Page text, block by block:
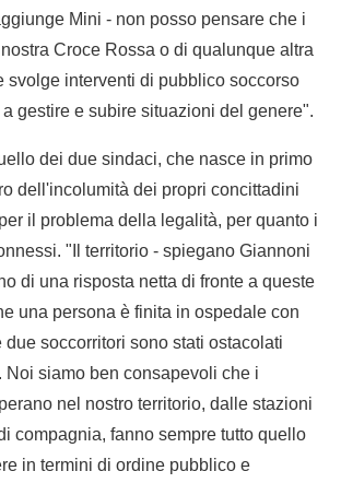
Mini - non posso pensare che i
Croce Rossa o di qualunque altra
svolge interventi di pubblico soccorso
gestire e subire situazioni del genere".
dei due sindaci, che nasce in primo
dell'incolumità dei propri concittadini
il problema della legalità, per quanto i
"Il territorio - spiegano Giannoni
di una risposta netta di fronte a queste
una persona è finita in ospedale con
due soccorritori sono stati ostacolati
Noi siamo ben consapevoli che i
nel nostro territorio, dalle stazioni
compagnia, fanno sempre tutto quello
in termini di ordine pubblico e